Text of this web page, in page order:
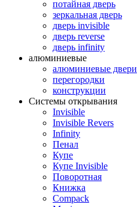
потайная дверь
зеркальная дверь
дверь invisible
дверь reverse
дверь infinity
алюминиевые
алюминиевые двери
перегородки
конструкции
Системы открывания
Invisible
Invisible Revers
Infinity
Пенал
Купе
Купе Invisible
Поворотная
Книжка
Compack